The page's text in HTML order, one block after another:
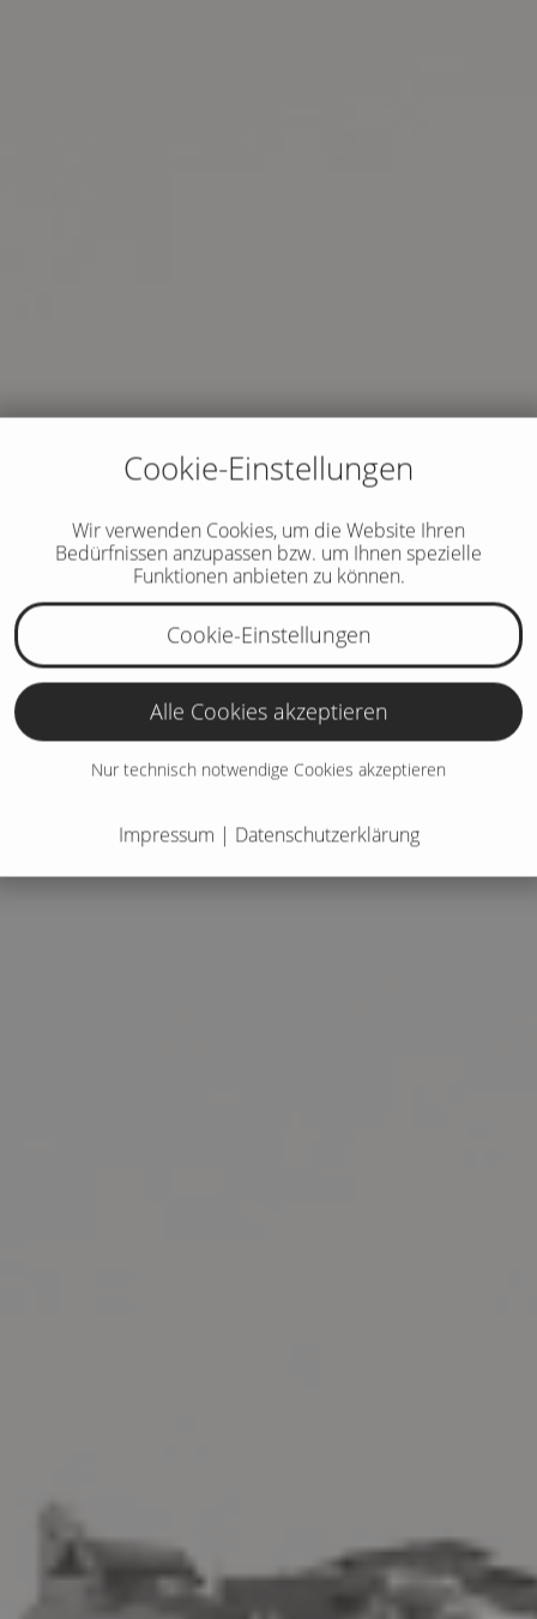
Cookie-Einstellungen
Wir verwenden Cookies, um die Website Ihren
Bedürfnissen anzupassen bzw. um Ihnen spezielle
Funktionen anbieten zu können.
Cookie-Einstellungen
Alle Cookies akzeptieren
Nur technisch notwendige Cookies akzeptieren
Impressum | Datenschutzerklärung